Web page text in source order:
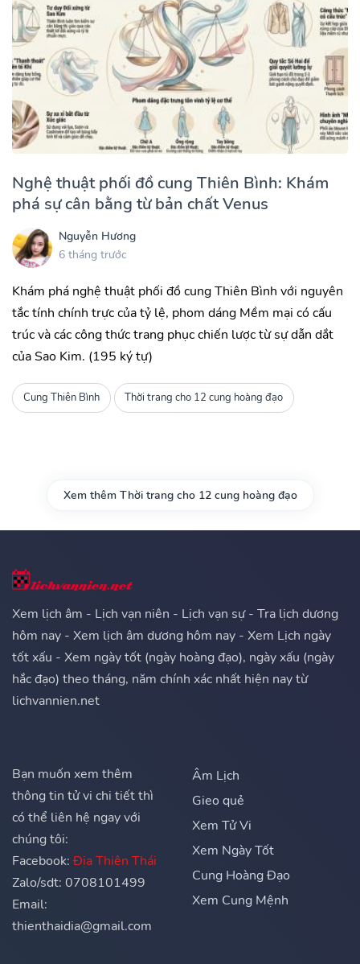
Nghệ thuật phối đồ cung Thiên Bình: Khám
phá sự cân bằng từ bản chất Venus
Nguyễn Hương
6 tháng trước
Khám phá nghệ thuật phối đồ cung Thiên Bình với nguyên
tắc tính chính trực của tỷ lệ, phom dáng Mềm mại có cấu
trúc và các công thức trang phục chiến lược từ sự dẫn dắt
của Sao Kim. (195 ký tự)
Cung Thiên Bình Thời trang cho 12 cung hoàng đạo
Xem thêm Thời trang cho 12 cung hoàng đạo
Xem lịch âm - Lịch vạn niên - Lịch vạn sự - Tra lịch dương
hôm nay - Xem lịch âm dương hôm nay - Xem Lịch ngày
tốt xấu - Xem ngày tốt (ngày hoàng đạo), ngày xấu (ngày
hắc đạo) theo tháng, năm chính xác nhất hiện nay từ
lichvannien.net
Bạn muốn xem thêm
thông tin tử vi chi tiết thì
có thể liên hệ ngay với
chúng tôi:
Facebook: Địa Thiên Thái
Zalo/sdt: 0708101499
Email:
thienthaidia@gmail.com
Âm Lịch
Gieo quẻ
Xem Tử Vi
Xem Ngày Tốt
Cung Hoàng Đạo
Xem Cung Mệnh